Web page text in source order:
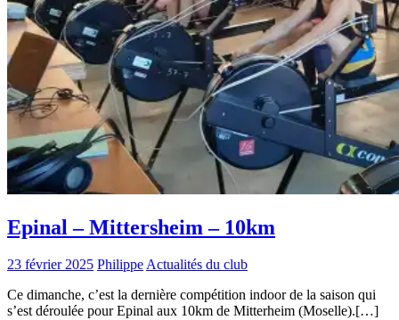
Epinal – Mittersheim – 10km
23 février 2025 PhilippeActualités du club
Ce dimanche, c’est la dernière compétition indoor de la saison qui
s’est déroulée pour Epinal aux 10km de Mitterheim (Moselle).[…]